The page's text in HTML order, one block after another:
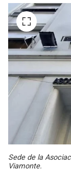
Sede de la
Viamonte.